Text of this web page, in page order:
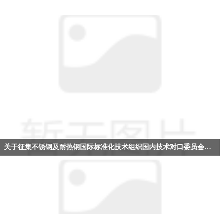
关于征集不锈钢及耐热钢国际标准化技术组织国内技术对口委员会专家的通知